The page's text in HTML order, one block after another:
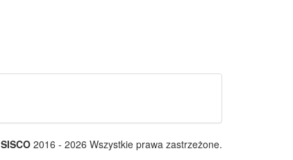
SISCO 2016 - 2026 Wszystkie prawa zastrzeżone.